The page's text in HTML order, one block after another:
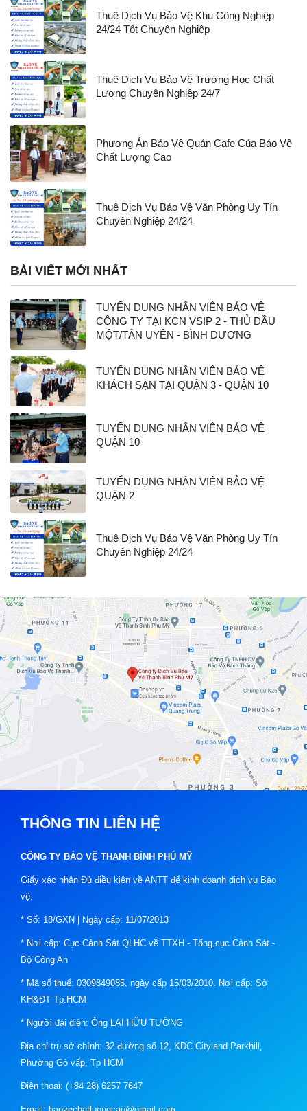
Thuê Dịch Vụ Bảo Vệ Khu Công Nghiệp
24/24 Tốt Chuyên Nghiệp
Thuê Dịch Vụ Bảo Vệ Trường Học Chất
Lượng Chuyên Nghiệp 24/7
Phương Án Bảo Vệ Quán Cafe Của Bảo Vệ
Chất Lượng Cao
Thuê Dịch Vụ Bảo Vệ Văn Phòng Uy Tín
Chuyên Nghiệp 24/24
BÀI VIẾT MỚI NHẤT
TUYỂN DỤNG NHÂN VIÊN BẢO VỆ
CÔNG TY TẠI KCN VSIP 2 - THỦ DẦU
MỘT/TÂN UYÊN - BÌNH DƯƠNG
TUYỂN DỤNG NHÂN VIÊN BẢO VỆ
KHÁCH SẠN TẠI QUẬN 3 - QUẬN 10
TUYỂN DỤNG NHÂN VIÊN BẢO VỆ
QUẬN 10
TUYỂN DỤNG NHÂN VIÊN BẢO VỆ
QUẬN 2
Thuê Dịch Vụ Bảo Vệ Văn Phòng Uy Tín
Chuyên Nghiệp 24/24
THÔNG TIN LIÊN HỆ
CÔNG TY BẢO VỆ THANH BÌNH PHÚ MỸ
Giấy xác nhận Đủ điều kiện về ANTT để kinh doanh dịch vụ Bảo
vệ:
* Số: 18/GXN | Ngày cấp: 11/07/2013
* Nơi cấp: Cục Cảnh Sát QLHC về TTXH - Tổng cục Cảnh Sát -
Bộ Công An
* Mã số thuế: 0309849085, ngày cấp 15/03/2010. Nơi cấp: Sở
KH&ĐT Tp.HCM
* Người đại diện: Ông LẠI HỮU TƯỜNG
Địa chỉ trụ sở chính: 32 đường số 12, KDC Cityland Parkhill,
Phường Gò vấp, Tp HCM
Điện thoại: (+84 28) 6257 7647